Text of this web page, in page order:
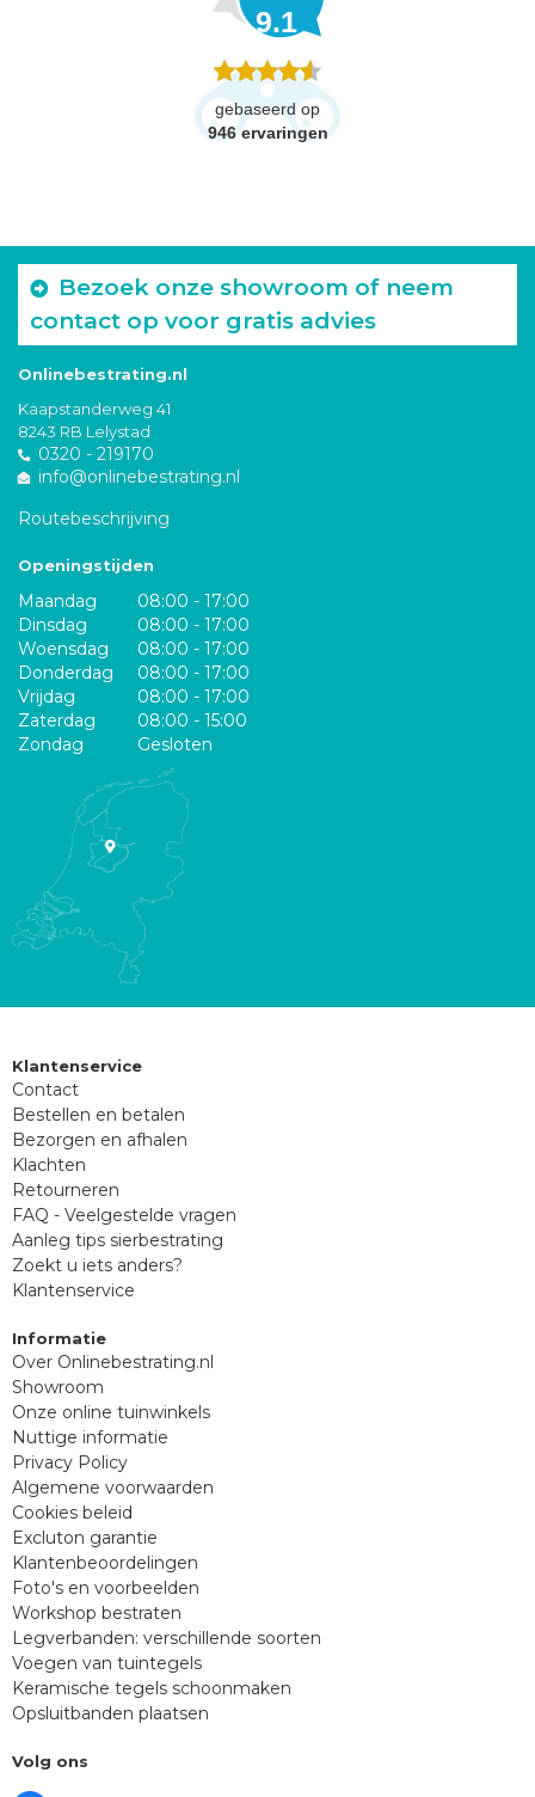
9.1
gebaseerd op
946 ervaringen
Bezoek onze showroom of neem
contact op voor gratis advies
Onlinebestrating.nl
Kaapstanderweg 41
8243 RB Lelystad
0320 - 219170
info@onlinebestrating.nl
Routebeschrijving
Openingstijden
Maandag
08:00 - 17:00
Dinsdag
08:00 - 17:00
Woensdag
08:00 - 17:00
Donderdag
08:00 - 17:00
Vrijdag
08:00 - 17:00
Zaterdag
08:00 - 15:00
Zondag
Gesloten
Klantenservice
Contact
Bestellen en betalen
Bezorgen en afhalen
Klachten
Retourneren
FAQ - Veelgestelde vragen
Aanleg tips sierbestrating
Zoekt u iets anders?
Klantenservice
Informatie
Over Onlinebestrating.nl
Showroom
Onze online tuinwinkels
Nuttige informatie
Privacy Policy
Algemene voorwaarden
Cookies beleid
Excluton garantie
Klantenbeoordelingen
Foto's en voorbeelden
Workshop bestraten
Legverbanden: verschillende soorten
Voegen van tuintegels
Keramische tegels schoonmaken
Opsluitbanden plaatsen
Volg ons